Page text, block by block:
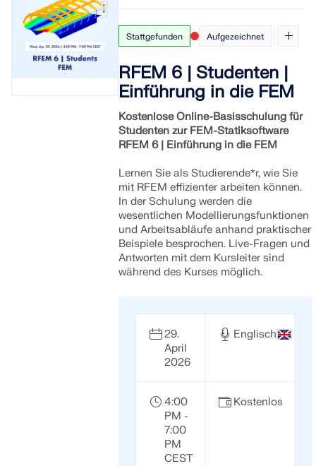
Stattgefunden Aufgezeichnet
RFEM 6 | Studenten |
Einführung in die FEM
Kostenlose Online-Basisschulung für
Studenten zur FEM-Statiksoftware
RFEM 6 | Einführung in die FEM
Lernen Sie als Studierende*r, wie Sie
mit RFEM effizienter arbeiten können.
In der Schulung werden die
wesentlichen Modellierungsfunktionen
und Arbeitsabläufe anhand praktischer
Beispiele besprochen. Live-Fragen und
Antworten mit dem Kursleiter sind
während des Kurses möglich.
29.
April
2026
Englisch
4:00
PM -
7:00
PM
CEST
Kostenlos